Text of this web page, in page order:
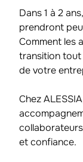
Dans 1 à 2
prendront
Comment les
transition tout
de votre
Chez
et confiance.